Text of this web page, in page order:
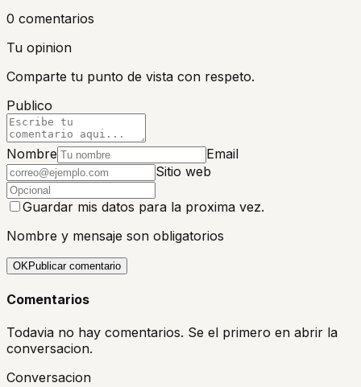
0 comentarios
Tu opinion
Comparte tu punto de vista con respeto.
Publico
Nombre
Email
Sitio web
Guardar mis datos para la proxima vez.
Nombre y mensaje son obligatorios
OKPublicar comentario
Comentarios
Todavia no hay comentarios. Se el primero en abrir la
conversacion.
Conversacion